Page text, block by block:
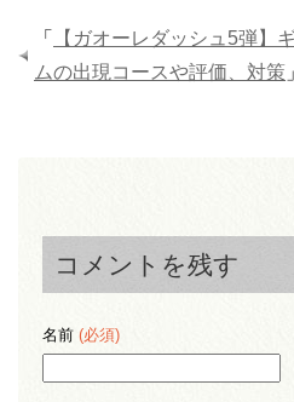
「
【ガオーレダッシュ5弾】
ムの出現コースや評価、対策 」
コメントを残す
名前 (必須)